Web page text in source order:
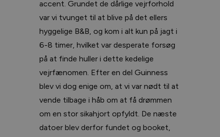
accent. Grundet de dårlige vejrforhold
var vi tvunget til at blive på det ellers
hyggelige B&B, og kom i alt kun på jagt i
6-8 timer, hvilket var desperate forsøg
på at finde huller i dette kedelige
vejrfænomen. Efter en del Guinness
blev vi dog enige om, at vi var nødt til at
vende tilbage i håb om at få drømmen
om en stor sikahjort opfyldt. De næste
datoer blev derfor fundet og booket,